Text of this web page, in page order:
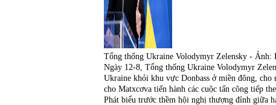
Tổng thống Ukraine Volodymyr Zelensky - Ảnh:
Ngày 12-8, Tổng thống Ukraine Volodymyr
Ukraine khỏi khu vực Donbass ở miền đông,
cho Matxcơva tiến hành các cuộc tấn công tiếp
Phát biểu trước thềm hội nghị thượng đỉnh giữa